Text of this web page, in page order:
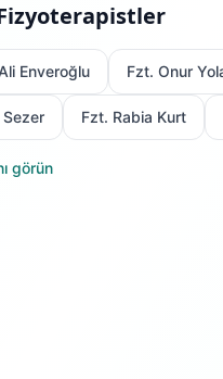
Enveroğlu Fzt. Onur
Fzt. Rabia Kurt
görün